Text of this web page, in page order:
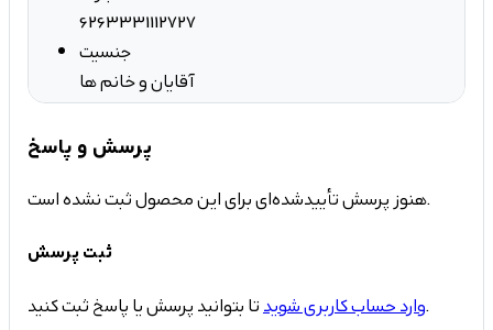
6263331112727
جنسیت
آقایان و خانم ها
پرسش و پاسخ
هنوز پرسش تأییدشده‌ای برای این محصول ثبت نشده است.
ثبت پرسش
وارد حساب کاربری شویدتا بتوانید پرسش یا پاسخ ثبت کنید.